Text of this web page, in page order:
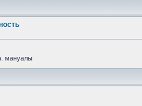
мануалы